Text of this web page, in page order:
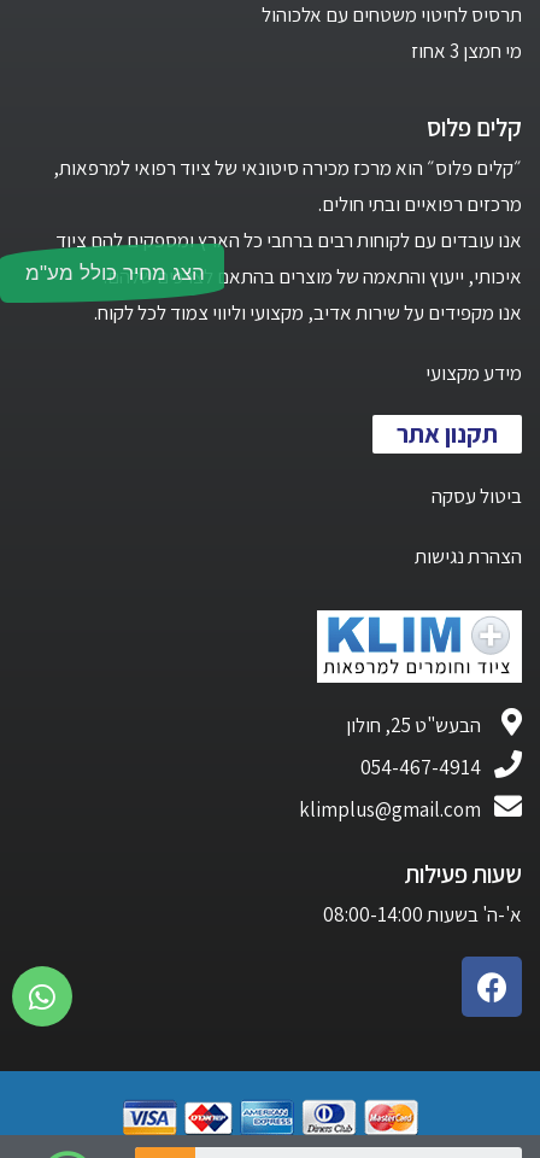
הצג מחיר כולל מע"מ
תרסיס לחיטוי משטחים עם אלכוהול
מי חמצן 3 אחוז
קלים פלוס
״קלים פלוס״ הוא מרכז מכירה סיטונאי של ציוד רפואי למרפאות,
מרכזים רפואיים ובתי חולים.
אנו עובדים עם לקוחות רבים ברחבי כל הארץ ומספקים להם ציוד
איכותי, ייעוץ והתאמה של מוצרים בהתאם לצרכים שלהם.
אנו מקפידים על שירות אדיב, מקצועי וליווי צמוד לכל לקוח.
מידע מקצועי
תקנון אתר
ביטול עסקה
הצהרת נגישות
הבעש"ט 25, חולון
054-467-4914
klimplus@gmail.com
שעות פעילות
א'-ה' בשעות 08:00-14:00